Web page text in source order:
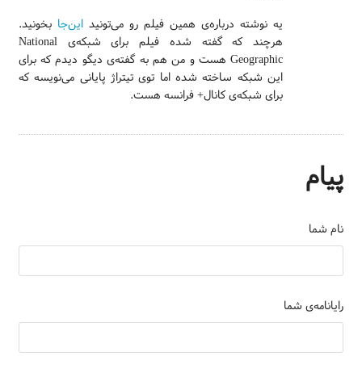
یه نوشته درباره‌ی همین فیلم رو می‌تونیداین‌جا بخونید.
هرچند که گفته شده‌ فیلم برای شبکه‌ی National
Geographic هست و من هم به گفته‌ی دیگو دیدم که برای
این شبکه ساخته شده اما توی تیتراژ پایانی می‌نویسه که
برای شبکه‌ی کانال+ فرانسه هست.
پیام
نام شما
رایانامه‌ی شما